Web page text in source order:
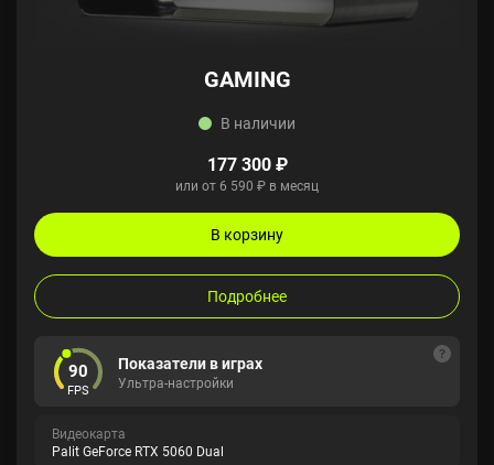
GAMING
В наличии
177 300 ₽
или от 6 590 ₽ в месяц
В корзину
Подробнее
90
FPS
Показатели в играх
Ультра-настройки
Видеокарта
Palit GeForce RTX 5060 Dual